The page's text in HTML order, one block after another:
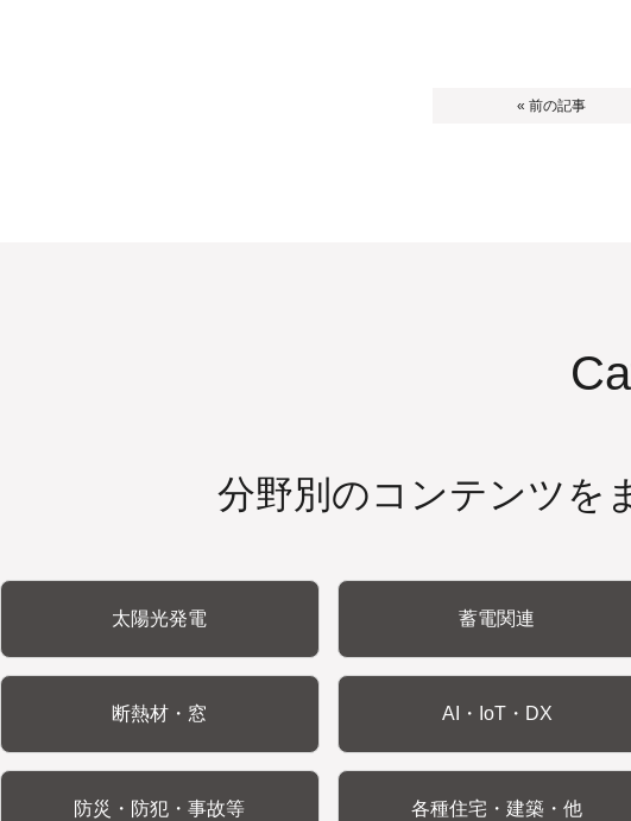
« 前の記事
分野別のコンテンツを
太陽光発電 蓄電関連
断熱材・窓 AI・IoT・DX
防災・防犯・事故等 各種住宅・建築・他